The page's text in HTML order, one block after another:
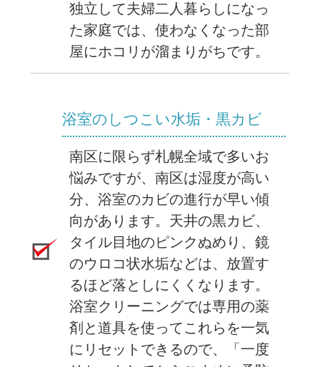
独立して夫婦二人暮らしになっ
た家庭では、使わなくなった部
屋にホコリが溜まりがちです。
浴室のしつこい水垢・黒カビ
南区に限らず札幌全域で多いお
悩みですが、南区は湿度が高い
分、浴室のカビの進行が早い傾
向があります。天井の黒カビ、
タイル目地のピンクぬめり、鏡
のウロコ状水垢などは、放置す
るほど落としにくくなります。
浴室クリーニングでは専用の薬
剤と道具を使ってこれらを一気
にリセットできるので、「一度